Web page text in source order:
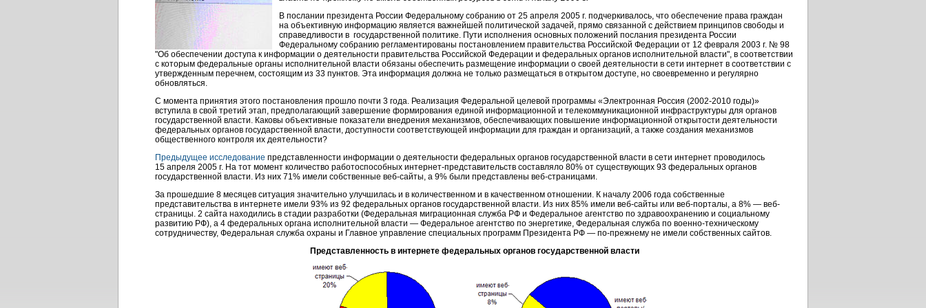
В послании президента России Федеральному собранию от 25 апреля 2005 г. подчеркивалось, что обеспечение права граждан
на объективную информацию является важнейшей политической задачей, прямо связанной с действием принципов свободы и
справедливости в государственной политике. Пути исполнения основных положений послания президента России
Федеральному собранию регламентированы постановлением правительства Российской Федерации от 12 февраля 2003 г. № 98
"Об обеспечении доступа к информации о деятельности правительства Российской Федерации и федеральных органов исполнительной власти", в соответствии
с которым федеральные органы исполнительной власти обязаны обеспечить размещение информации о своей деятельности в сети интернет в соответствии с
утвержденным перечнем, состоящим из 33 пунктов. Эта информация должна не только размещаться в открытом доступе, но своевременно и регулярно
обновляться.
С момента принятия этого постановления прошло почти 3 года. Реализация Федеральной целевой программы «Электронная Россия (2002-2010 годы)»
вступила в свой третий этап, предполагающий завершение формирования единой информационной и телекоммуникационной инфраструктуры для органов
государственной власти. Каковы объективные показатели внедрения механизмов, обеспечивающих повышение информационной открытости деятельности
федеральных органов государственной власти, доступности соответствующей информации для граждан и организаций, а также создания механизмов
общественного контроля их деятельности?
Предыдущее исследование представленности информации о деятельности федеральных органов государственной власти в сети интернет проводилось
15 апреля 2005 г. На тот момент количество работоспособных интернет-представительств составляло 80% от существующих 93 федеральных органов
государственной власти. Из них 71% имели собственные веб-сайты, а 9% были представлены веб-страницами.
За прошедшие 8 месяцев ситуация значительно улучшилась и в количественном и в качественном отношении. К началу 2006 года собственные
представительства в интернете имели 93% из 92 федеральных органов государственной власти. Из них 85% имели веб-сайты или веб-порталы, а 8% — веб-
страницы. 2 сайта находились в стадии разработки (Федеральная миграционная служба РФ и Федеральное агентство по здравоохранению и социальному
развитию РФ), а 4 федеральных органа исполнительной власти — Федеральное агентство по энергетике, Федеральная служба по военно-техническому
сотрудничеству, Федеральная служба охраны и Главное управление специальных программ Президента РФ — по-прежнему не имели собственных сайтов.
Представленность в интернете федеральных органов государственной власти